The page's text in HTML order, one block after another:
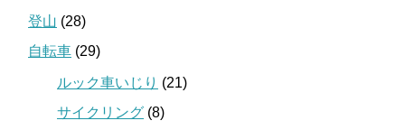
登山 (28)
自転車 (29)
ルック車いじり (21)
サイクリング (8)